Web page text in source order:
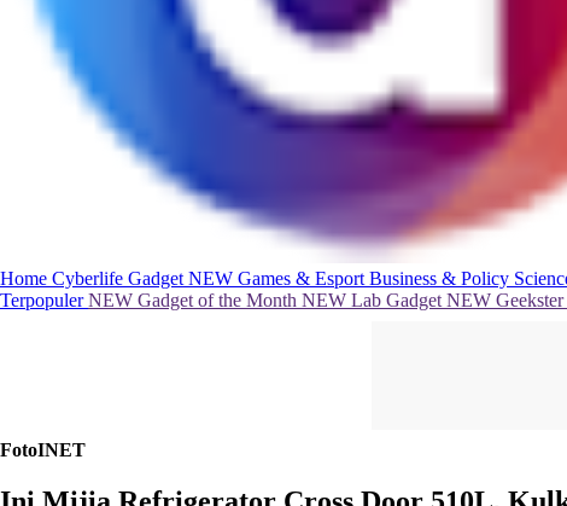
Home Cyberlife Gadget NEW Games & Esport Business & Policy
TerpopulerNEW Gadget of the Month NEW Lab Gadget NEW Geekster
FotoINET